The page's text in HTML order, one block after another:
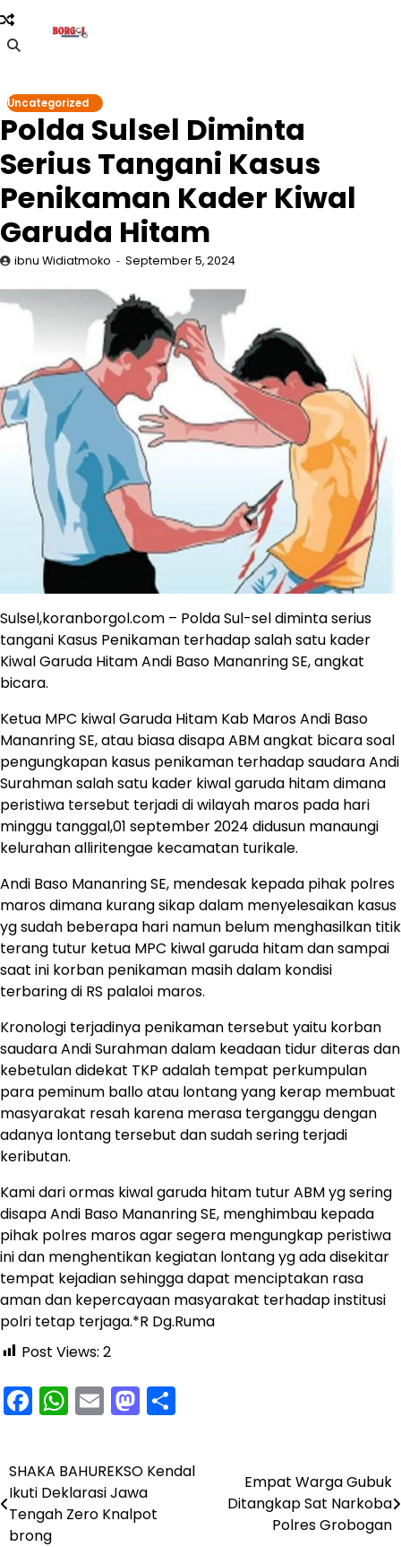
Skip
to
content
Uncategorized
Polda Sulsel Diminta
Serius Tangani Kasus
Penikaman Kader Kiwal
Garuda Hitam
ibnu Widiatmoko September 5, 2024
Sulsel,koranborgol.com – Polda Sul-sel diminta serius
tangani Kasus Penikaman terhadap salah satu kader
Kiwal Garuda Hitam Andi Baso Mananring SE, angkat
bicara.
Ketua MPC kiwal Garuda Hitam Kab Maros Andi Baso
Mananring SE, atau biasa disapa ABM angkat bicara soal
pengungkapan kasus penikaman terhadap saudara Andi
Surahman salah satu kader kiwal garuda hitam dimana
peristiwa tersebut terjadi di wilayah maros pada hari
minggu tanggal,01 september 2024 didusun manaungi
kelurahan alliritengae kecamatan turikale.
Andi Baso Mananring SE, mendesak kepada pihak polres
maros dimana kurang sikap dalam menyelesaikan kasus
yg sudah beberapa hari namun belum menghasilkan titik
terang tutur ketua MPC kiwal garuda hitam dan sampai
saat ini korban penikaman masih dalam kondisi
terbaring di RS palaloi maros.
Kronologi terjadinya penikaman tersebut yaitu korban
saudara Andi Surahman dalam keadaan tidur diteras dan
kebetulan didekat TKP adalah tempat perkumpulan
para peminum ballo atau lontang yang kerap membuat
masyarakat resah karena merasa terganggu dengan
adanya lontang tersebut dan sudah sering terjadi
keributan.
Kami dari ormas kiwal garuda hitam tutur ABM yg sering
disapa Andi Baso Mananring SE, menghimbau kepada
pihak polres maros agar segera mengungkap peristiwa
ini dan menghentikan kegiatan lontang yg ada disekitar
tempat kejadian sehingga dapat menciptakan rasa
aman dan kepercayaan masyarakat terhadap institusi
polri tetap terjaga.*R Dg.Ruma
Post Views: 2
Facebook
WhatsApp
EmailMastodon
Navigasi
pos
SHAKA BAHUREKSO Kendal
Ikuti Deklarasi Jawa
Tengah Zero Knalpot
brong
Empat Warga Gubuk
Ditangkap Sat Narkoba
Polres Grobogan